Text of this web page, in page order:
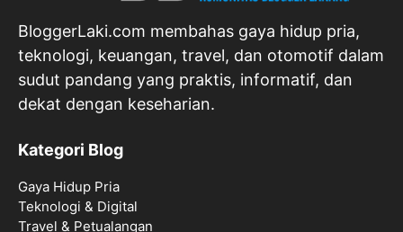
BloggerLaki.com membahas gaya hidup pria,
teknologi, keuangan, travel, dan otomotif dalam
sudut pandang yang praktis, informatif, dan
dekat dengan keseharian.
Kategori Blog
Gaya Hidup Pria
Teknologi & Digital
Travel & Petualangan